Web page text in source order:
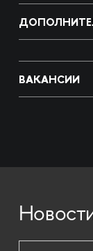
ВАКАНСИИ